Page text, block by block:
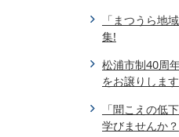
「まつうら地
集!
松浦市制40周
をお譲りします
「聞こえの低
学びませんか？